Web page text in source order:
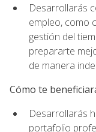
Desarrollarás
empleo, como
gestión del
prepararte
de manera
Cómo te
Desarrollarás
portafolio